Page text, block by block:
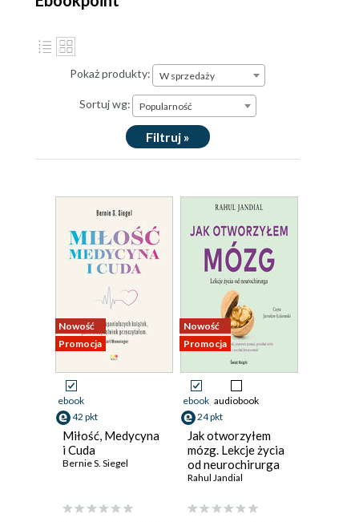
Pokaż produkty: W sprzedaży
Sortuj wg: Popularność
Filtruj »
Nowość
Promocja
ebook
42 pkt
Miłość, Medycyna
i Cuda
Bernie S. Siegel
Nowość
Promocja
ebook audiobook
24 pkt
Jak otworzyłem
mózg. Lekcje życia
od neurochirurga
Rahul Jandial